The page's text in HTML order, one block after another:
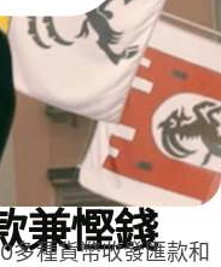
兼慳錢
多種貨幣收發匯款和